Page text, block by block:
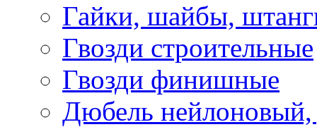
Гайки, шайбы,
Гвозди строительные
Гвозди финишные
Дюбель нейлоновый,